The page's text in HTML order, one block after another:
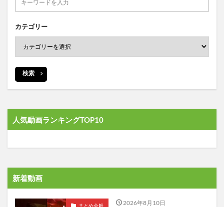
カテゴリー
検索
人気動画ランキングTOP10
新着動画
まとめ全般 2026年8月10日